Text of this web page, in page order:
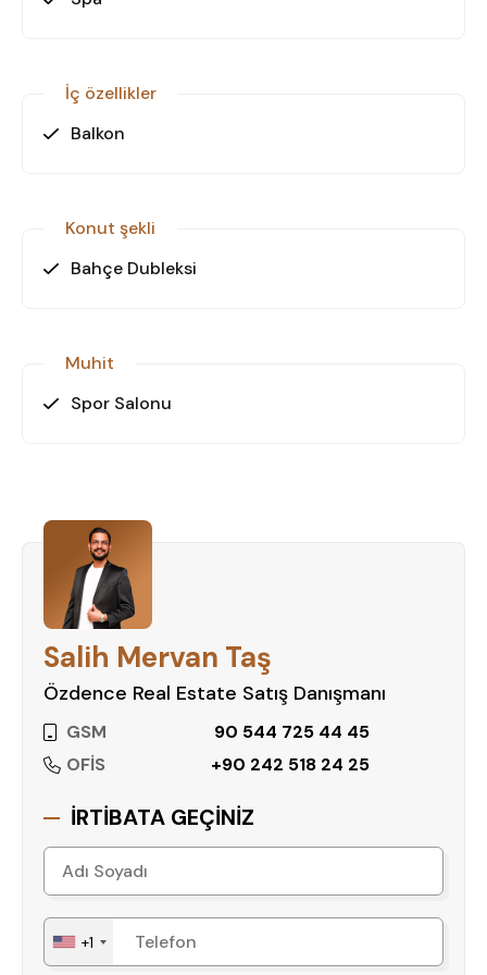
• Kültür, sanat, müzik ve gece hayatının merkezi
• Pazarlar, festivaller ve topluluk etkinlikleriyle canlı
Şehirde Huzuru Arayanlara Özel!
tasarım. Dairenizi şimdi seçin!
İç özellikler
Balkon
Konut şekli
Bahçe Dubleksi
Muhit
Spor Salonu
Salih Mervan Taş
Özdence Real Estate Satış Danışmanı
GSM
90 544 725 44 45
OFİS
+90 242 518 24 25
İRTİBATA GEÇİNİZ
+1